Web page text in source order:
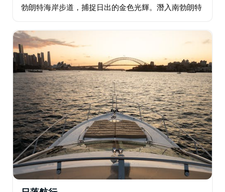
勃朗特海岸步道，捕捉日出的金色光輝。潛入南勃朗特
20多張紀念照片來珍惜這一刻…